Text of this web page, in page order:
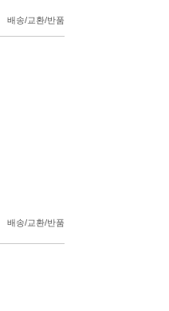
배송/교환/반품
배송/교환/반품